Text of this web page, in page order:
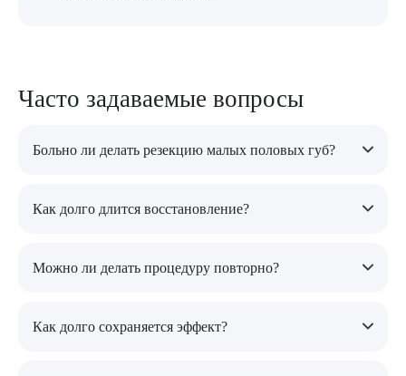
Часто задаваемые вопросы
Больно ли делать резекцию малых половых губ?
процедуры нет. После вмешательства возможен небольшой
Как долго длится восстановление?
недель, полное заживление занимает около 4-6 недель.
Можно ли делать процедуру повторно?
необходимости доработки формы или устранения
Как долго сохраняется эффект?